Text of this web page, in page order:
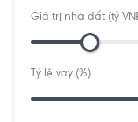
Giá trị nhà đất (tỷ
Tỷ lệ vay (%)